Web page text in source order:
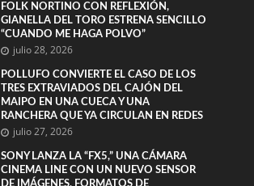
FOLK NORTINO CON REFLEXIÓN,
GIANELLA DEL TORO ESTRENA SENCILLO
“CUANDO ME HAGA POLVO”
julio 28, 2026
POLLUFO CONVIERTE EL CASO DE LOS
TRES EXTRAVIADOS DEL CAJÓN DEL
MAIPO EN UNA CUECA Y UNA
RANCHERA QUE YA CIRCULAN EN REDES
julio 27, 2026
SONY LANZA LA “FX5,” UNA CÁMARA
CINEMA LINE CON UN NUEVO SENSOR
DE IMÁGENES, FORMATOS DE